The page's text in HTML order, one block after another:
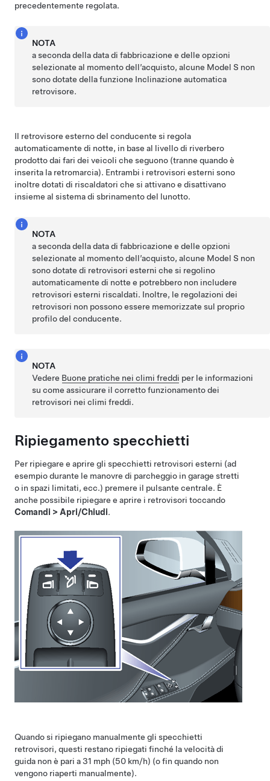
precedentemente regolata.
NOTA
a seconda della data di fabbricazione e delle opzioni
selezionate al momento dell’acquisto, alcune Model S non
sono dotate della funzione Inclinazione automatica
retrovisore.
Il retrovisore esterno del conducente si regola
automaticamente di notte, in base al livello di riverbero
prodotto dai fari dei veicoli che seguono (tranne quando è
inserita la retromarcia). Entrambi i retrovisori esterni sono
inoltre dotati di riscaldatori che si attivano e disattivano
insieme al sistema di sbrinamento del lunotto.
NOTA
a seconda della data di fabbricazione e delle opzioni
selezionate al momento dell’acquisto, alcune Model S non
sono dotate di retrovisori esterni che si regolino
automaticamente di notte e potrebbero non includere
retrovisori esterni riscaldati. Inoltre, le regolazioni dei
retrovisori non possono essere memorizzate sul proprio
profilo del conducente.
NOTA
Vedere Buone pratiche nei climi freddi per le informazioni
su come assicurare il corretto funzionamento dei
retrovisori nei climi freddi.
Ripiegamento specchietti
Per ripiegare e aprire gli specchietti retrovisori esterni (ad
esempio durante le manovre di parcheggio in garage stretti
o in spazi limitati, ecc.) premere il pulsante centrale. È
anche possibile ripiegare e aprire i retrovisori toccando
Comandi > Apri/Chiudi.
Quando si ripiegano manualmente gli specchietti
retrovisori, questi restano ripiegati finché la velocità di
guida non è pari a31 mph (50 km/h) (o fin quando non
vengono riaperti manualmente).